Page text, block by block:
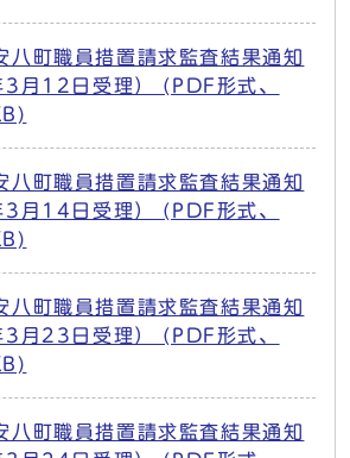
八町職員措置請求監査結果通知
3月12日受理） (PDF形式、
八町職員措置請求監査結果通知
3月14日受理） (PDF形式、
八町職員措置請求監査結果通知
3月23日受理） (PDF形式、
八町職員措置請求監査結果通知